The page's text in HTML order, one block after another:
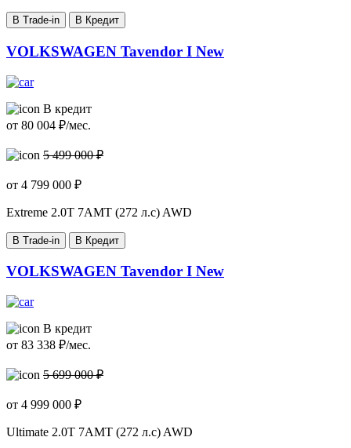
В Trade-in В Кредит
VOLKSWAGEN Tavendor I New
В кредит
от 80 004 ₽/мес.
5 499 000 ₽
от 4 799 000 ₽
Extreme 2.0T 7AMT (272 л.с) AWD
В Trade-in В Кредит
VOLKSWAGEN Tavendor I New
В кредит
от 83 338 ₽/мес.
5 699 000 ₽
от 4 999 000 ₽
Ultimate 2.0T 7AMT (272 л.с) AWD